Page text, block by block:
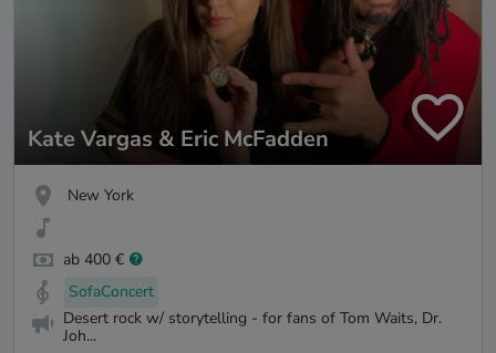
Kate Vargas & Eric McFadden
New York
ab 400 €
SofaConcert
Desert rock w/ storytelling - for fans of Tom Waits, Dr.
Joh...